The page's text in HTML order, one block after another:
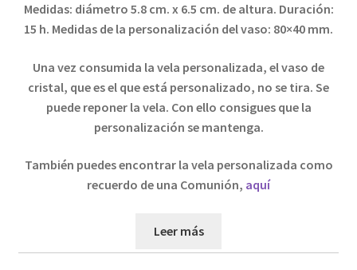
Medidas: diámetro 5.8 cm. x 6.5 cm. de altura. Duración:
15 h. Medidas de la personalización del vaso: 80×40 mm.
Una vez consumida la vela personalizada, el vaso de
cristal, que es el que está personalizado, no se tira. Se
puede reponer la vela. Con ello consigues que la
personalización se mantenga.
También puedes encontrar la vela personalizada como
recuerdo de una Comunión, aquí
Leer más